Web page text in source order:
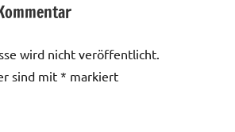
wird nicht veröffentlicht.
sind mit * markiert